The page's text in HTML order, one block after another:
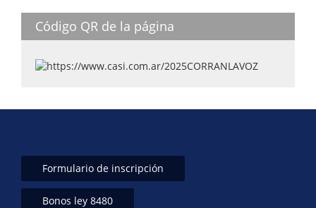
k
Código QR de la página
Formulario de inscripción
Bonos ley 8480